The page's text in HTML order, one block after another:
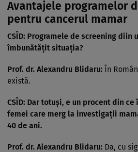
Avantajele programelor
pentru cancerul mamar
CSÎD: Programele de screening diin
îmbunătăţit situaţia?
Prof. dr. Alexandru Blidaru: În
există.
CSÎD: Dar totuşi, e un procent din
femei care merg la investigaţii
40 de ani.
Prof. dr. Alexandru Blidaru: Da, cu